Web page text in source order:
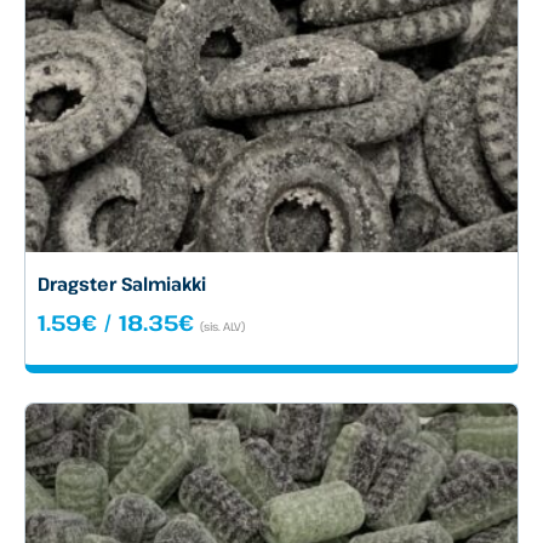
Dragster Salmiakki
1.59€ / 18.35€Hintaluokka:
-
(sis. ALV)